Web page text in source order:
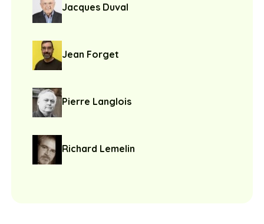
Jacques Duval
Jean Forget
Pierre Langlois
Richard Lemelin